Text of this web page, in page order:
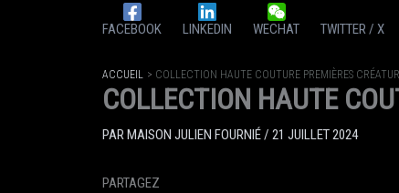
FACEBOOK LINKEDIN WECHAT TWITTER / X
ACCUEIL COLLECTION HAUTE COUTURE PREMIÈRES
COLLECTION HAUTE
PARMAISON JULIEN FOURNIÉ/ 21 JUILLET 2024
PARTAGEZ